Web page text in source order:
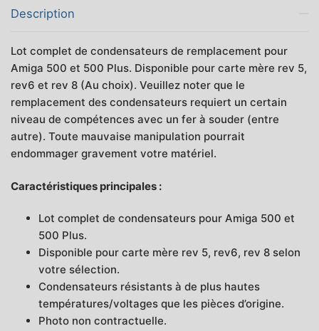
Plus
Description
Lot complet de condensateurs de remplacement pour
Amiga 500 et 500 Plus. Disponible pour carte mère rev 5,
rev6 et rev 8 (Au choix). Veuillez noter que le
remplacement des condensateurs requiert un certain
niveau de compétences avec un fer à souder (entre
autre). Toute mauvaise manipulation pourrait
endommager gravement votre matériel.
Caractéristiques principales :
Lot complet de condensateurs pour Amiga 500 et
500 Plus.
Disponible pour carte mère rev 5, rev6, rev 8 selon
votre sélection.
Condensateurs résistants à de plus hautes
températures/voltages que les pièces d’origine.
Photo non contractuelle.